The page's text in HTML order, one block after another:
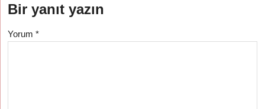
Bir yanıt yazın
Yorum*